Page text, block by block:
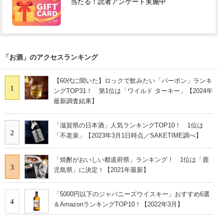
当たる！読者アンケート実施中
「お酒」のアクセスランキング
1
【60代に聞いた】ロックで飲みたい「バーボン」ランキ
ングTOP31！ 第1位は「ワイルド ターキー」【2024年
最新調査結果】
2
「滋賀県の日本酒」人気ランキングTOP10！ 1位は
「不老泉」【2023年3月1日時点／SAKETIME調べ】
3
「焼酎がおいしい都道府県」ランキング！ 1位は「鹿
児島県」に決定！【2021年最新】
4
「5000円以下のジャパニーズウイスキー」おすすめ6選
＆AmazonランキングTOP10！【2022年3月】